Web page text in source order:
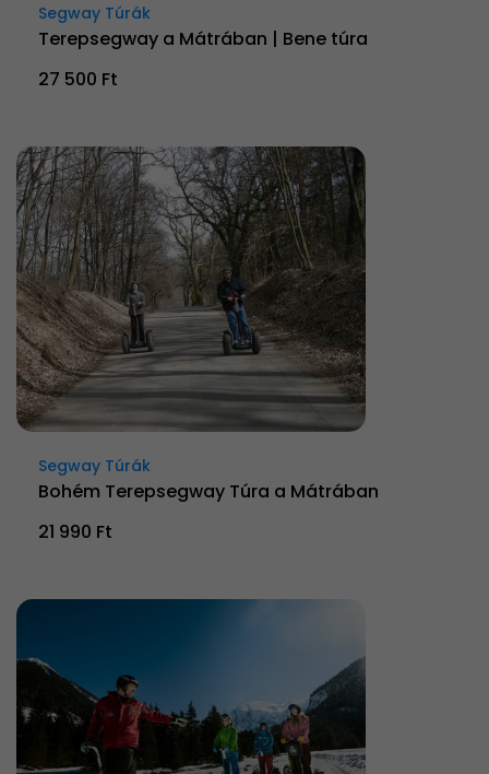
Segway Túrák
Terepsegway a Mátrában | Bene túra
27 500 Ft
Segway Túrák
Bohém Terepsegway Túra a Mátrában
21 990 Ft